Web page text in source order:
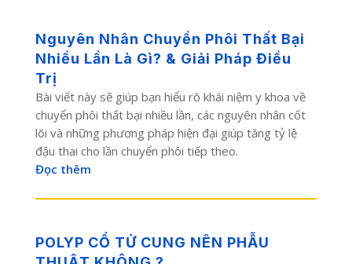
Nguyên Nhân Chuyển Phôi Thất Bại
Nhiều Lần Là Gì? & Giải Pháp Điều
Trị
Bài viết này sẽ giúp bạn hiểu rõ khái niệm y khoa về
chuyển phôi thất bại nhiều lần, các nguyên nhân cốt
lõi và những phương pháp hiện đại giúp tăng tỷ lệ
đậu thai cho lần chuyển phôi tiếp theo.
Đọc thêm
POLYP CỔ TỬ CUNG NÊN PHẪU